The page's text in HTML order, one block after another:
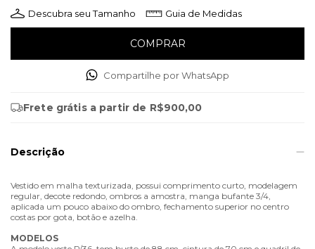
Descubra seu Tamanho Guia de Medidas
Compartilhe por WhatsApp
Frete grátis a partir de R$900,00
Descrição
Vestido em malha texturizada, possui comprimento curto, modelagem
regular, decote redondo, ombros a amostra, manga bufante 3/4,
aplicada um pouco abaixo do ombro, fechamento superior no centro
costas por gota, botão e azelha.
MODELOS